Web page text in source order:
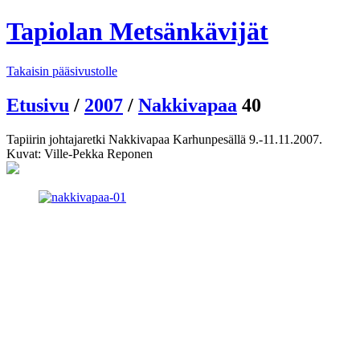
Tapiolan Metsänkävijät
Takaisin pääsivustolle
Etusivu / 2007 / Nakkivapaa 40
Tapiirin johtajaretki Nakkivapaa Karhunpesällä 9.-11.11.2007.
Kuvat: Ville-Pekka Reponen